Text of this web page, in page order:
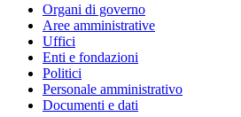
Organi di governo
Aree amministrative
Uffici
Enti e fondazioni
Politici
Personale amministrativo
Documenti e dati